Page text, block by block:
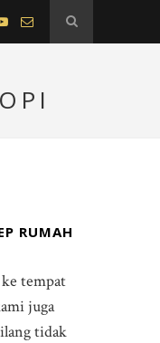
RUMAH
tempat
juga
tidak